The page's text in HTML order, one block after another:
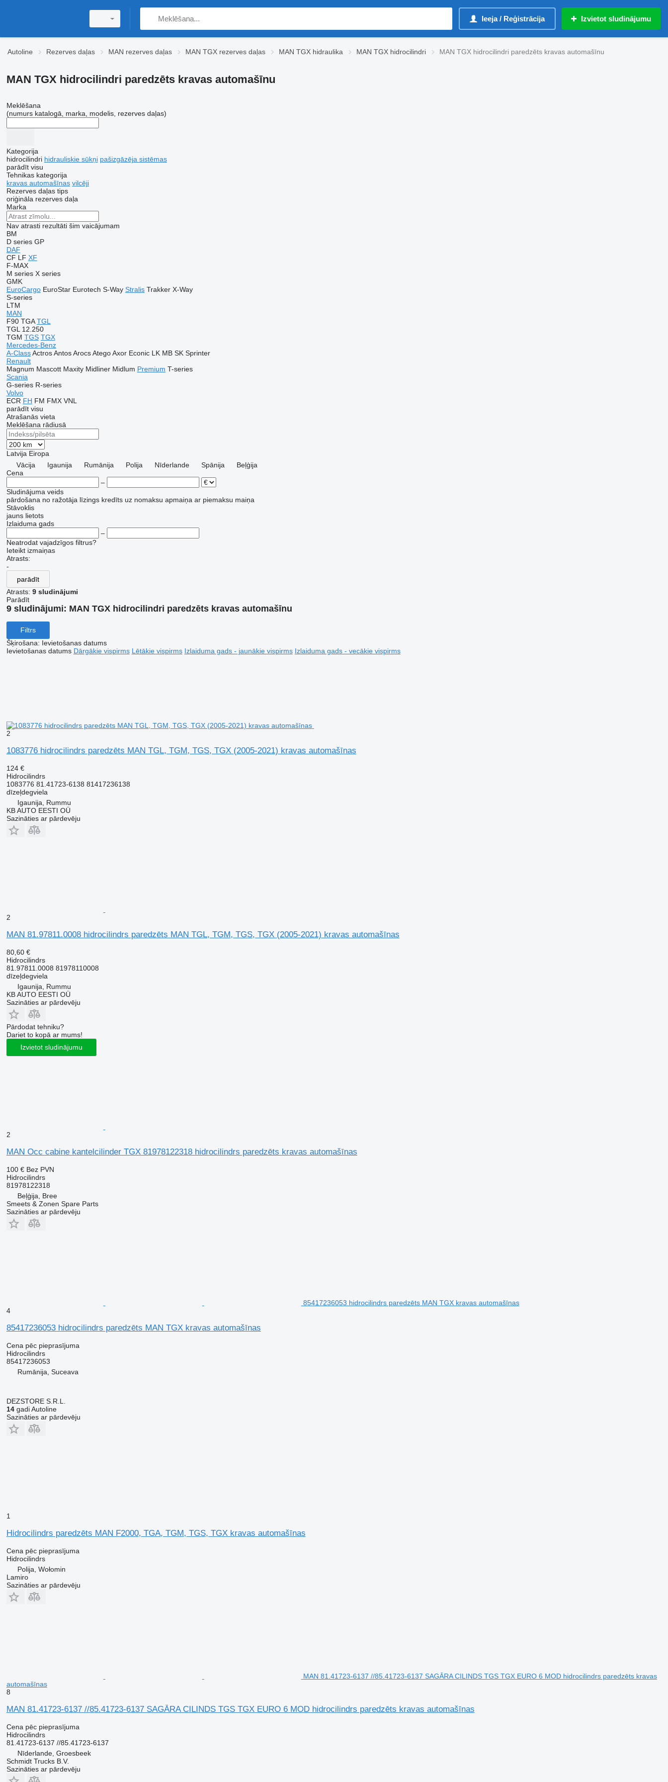
Ieeja / Reģistrācija Izvietot sludinājumu
Autoline Rezerves daļas MAN rezerves daļas MAN TGX rezerves daļas MAN TGX hidraulika MAN TGX hidrocilindri MAN TGX hidrocilindri paredzēts kravas automašīnu
MAN TGX hidrocilindri paredzēts kravas automašīnu
Meklēšana
(numurs katalogā, marka, modelis, rezerves daļas)
Kategorija
hidrocilindri hidrauliskie sūkņi pašizgāzēja sistēmas
parādīt visu
Tehnikas kategorija
kravas automašīnas vilcēji
Rezerves daļas tips
oriģināla rezerves daļa
Marka
Nav atrasti rezultāti šim vaicājumam
BM
D series GP
DAF
CF LF XF
F-MAX
M series X series
GMK
EuroCargo EuroStar Eurotech S-Way Stralis Trakker X-Way
S-series
LTM
MAN
F90 TGA TGL
TGL 12.250
TGM TGS TGX
Mercedes-Benz
A-Class Actros Antos Arocs Atego Axor Econic LK MB SK Sprinter
Renault
Magnum Mascott Maxity Midliner Midlum Premium T-series
Scania
G-series R-series
Volvo
ECR FH FM FMX VNL
parādīt visu
Atrašanās vieta
Meklēšana rādiusā
Latvija Eiropa
Vācija
Igaunija Rumānija Polija Nīderlande Spānija
Beļģija
Cena
–
Sludinājuma veids
pārdošana no ražotāja līzings kredīts uz nomaksu apmaiņa ar piemaksu maiņa
Stāvoklis
jauns lietots
Izlaiduma gads
–
Neatrodat vajadzīgos filtrus?
Ieteikt izmaiņas
Atrasts:
-
parādīt
Atrasts: 9 sludinājumi
Parādīt
9 sludinājumi: MAN TGX hidrocilindri paredzēts kravas automašīnu
Filtrs
Šķirošana: Ievietošanas datums
Ievietošanas datums Dārgākie vispirms Lētākie vispirms Izlaiduma gads - jaunākie vispirms Izlaiduma gads - vecākie vispirms
2
1083776 hidrocilindrs paredzēts MAN TGL, TGM, TGS, TGX (2005-2021) kravas automašīnas
124 €
Hidrocilindrs
1083776 81.41723-6138 81417236138
dīzeļdegviela
Igaunija, Rummu
KB AUTO EESTI OÜ
Sazināties ar pārdevēju
2
MAN 81.97811.0008 hidrocilindrs paredzēts MAN TGL, TGM, TGS, TGX (2005-2021) kravas automašīnas
80,60 €
Hidrocilindrs
81.97811.0008 81978110008
dīzeļdegviela
Igaunija, Rummu
KB AUTO EESTI OÜ
Sazināties ar pārdevēju
Pārdodat tehniku?
Dariet to kopā ar mums!
Izvietot sludinājumu
2
MAN Occ cabine kantelcilinder TGX 81978122318 hidrocilindrs paredzēts kravas automašīnas
100 € Bez PVN
Hidrocilindrs
81978122318
Beļģija, Bree
Smeets & Zonen Spare Parts
Sazināties ar pārdevēju
85417236053 hidrocilindrs paredzēts MAN TGX kravas automašīnas
4
85417236053 hidrocilindrs paredzēts MAN TGX kravas automašīnas
Cena pēc pieprasījuma
Hidrocilindrs
85417236053
Rumānija, Suceava
DEZSTORE S.R.L.
14gadi Autoline
Sazināties ar pārdevēju
1
Hidrocilindrs paredzēts MAN F2000, TGA, TGM, TGS, TGX kravas automašīnas
Cena pēc pieprasījuma
Hidrocilindrs
Polija, Wołomin
Lamiro
Sazināties ar pārdevēju
MAN 81.41723-6137 //85.41723-6137 SAGĀRA CILINDS TGS TGX EURO 6 MOD hidrocilindrs paredzēts kravas
automašīnas
8
MAN 81.41723-6137 //85.41723-6137 SAGĀRA CILINDS TGS TGX EURO 6 MOD hidrocilindrs paredzēts kravas automašīnas
Cena pēc pieprasījuma
Hidrocilindrs
81.41723-6137 //85.41723-6137
Nīderlande, Groesbeek
Schmidt Trucks B.V.
Sazināties ar pārdevēju